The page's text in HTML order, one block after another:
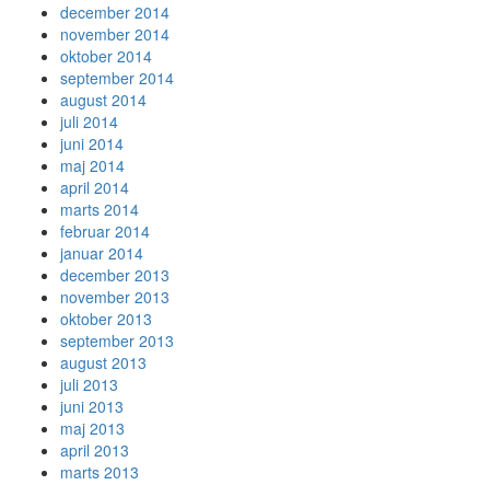
december 2014
november 2014
oktober 2014
september 2014
august 2014
juli 2014
juni 2014
maj 2014
april 2014
marts 2014
februar 2014
januar 2014
december 2013
november 2013
oktober 2013
september 2013
august 2013
juli 2013
juni 2013
maj 2013
april 2013
marts 2013